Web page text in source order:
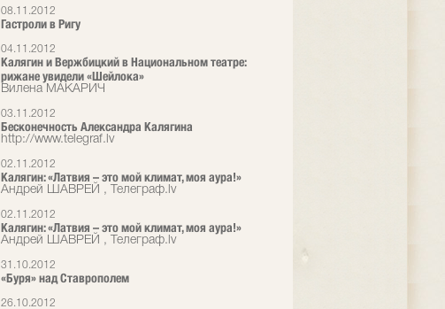
08.11.2012
Гастроли в Ригу
04.11.2012
Калягин и Вержбицкий в Национальном театре:
рижане увидели «Шейлока»
Вилена МАКАРИЧ
03.11.2012
Бесконечность Александра Калягина
http://www.telegraf.lv
02.11.2012
Калягин: «Латвия – это мой климат, моя аура!»
Андрей ШАВРЕЙ , Телеграф.lv
02.11.2012
Калягин: «Латвия – это мой климат, моя аура!»
Андрей ШАВРЕЙ , Телеграф.lv
31.10.2012
«Буря» над Ставрополем
26.10.2012